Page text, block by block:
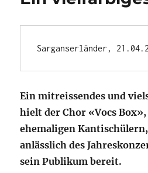
Sarganserländer,
Ein mitreissendes und
hielt der Chor «Vocs Box»,
ehemaligen
anlässlich des
sein Publikum bereit.